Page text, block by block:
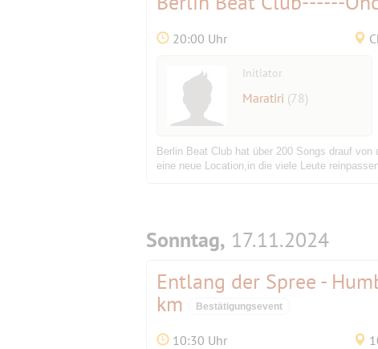
20:00 Uhr
Initiator
Maratiri (78)
Berlin Beat Club hat über 200 Songs drauf
eine neue Location,in die viele Leute
Sonntag, 17.11.2024
Entlang der Spree -
km
Bestätigungsevent
10:30 Uhr